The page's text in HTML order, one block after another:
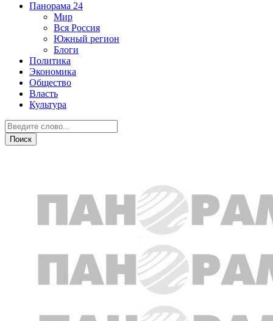
Панорама 24
Мир
Вся Россия
Южный регион
Блоги
Политика
Экономика
Общество
Власть
Культура